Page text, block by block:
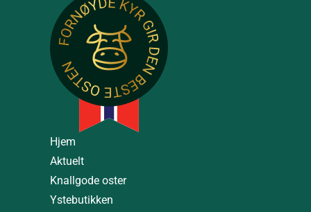
Hjem
Aktuelt
Knallgode oster
Ystebutikken